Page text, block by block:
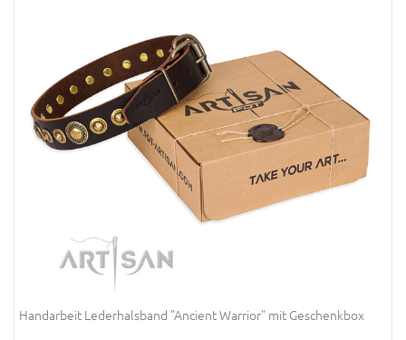
Handarbeit Lederhalsband "Ancient Warrior" mit Geschenkbox